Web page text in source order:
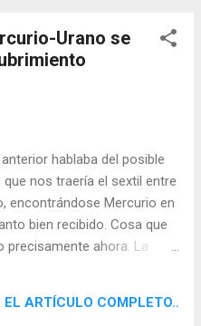
Urano se
hablaba del posible
nos traería el sextil entre
encontrándose Mercurio en
bien recibido. Cosa que
precisamente ahora. La
leer la noticia, pulsando aquí.
EL ARTÍCULO COMPLETO..